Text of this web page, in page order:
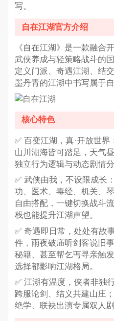
写。
自在江湖官方介绍
《自在江湖》是一款融合
武侠养成与轻策略战斗的
定义门派、奇遇江湖、结
墨丹青的江湖中书写属于
核心特色
✅ 百变江湖，真·开放世界
山川湖海皆可踏足，天气
独立行为逻辑与动态剧情分
✅ 武侠由我，不设限成
功、医术、毒经、机关、
自由搭配，一键切换战斗
栈也能提升江湖声望。
✅ 奇遇即日常，处处有故
件，雨夜破庙听剑客说旧
秘籍、甚至帮乞丐寻亲触
选择都影响江湖格局。
✅ 江湖有温度，侠者非独
跨服论剑、结义共建山庄
绝学、联袂出演专属双人剧